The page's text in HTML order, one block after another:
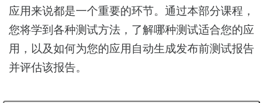
应用来说都是一个重要的环节。通过本部分课程，
您将学到各种测试方法，了解哪种测试适合您的应
用，以及如何为您的应用自动生成发布前测试报告
并评估该报告。